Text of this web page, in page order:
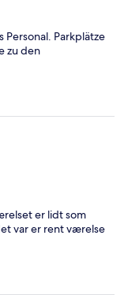
Parkplätze
zu den
er lidt som
var er rent værelse